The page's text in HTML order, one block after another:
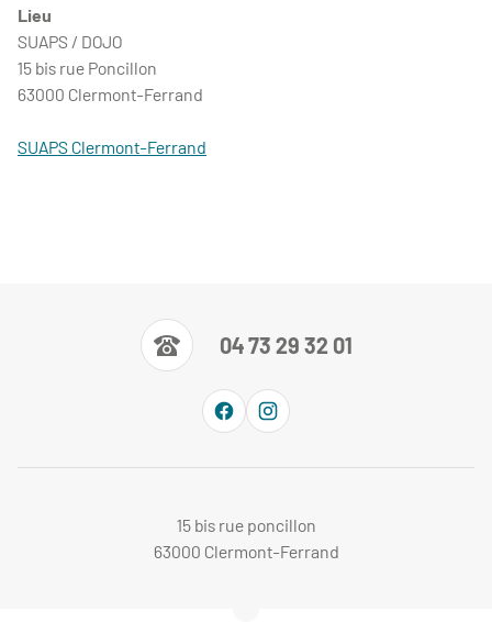
Lieu
SUAPS / DOJO
15 bis rue Poncillon
63000 Clermont-Ferrand
SUAPS Clermont-Ferrand
04 73 29 32 01
15 bis rue poncillon
63000 Clermont-Ferrand